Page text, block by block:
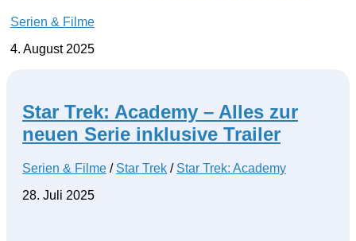
Serien & Filme
4. August 2025
Star Trek: Academy – Alles zur
neuen Serie inklusive Trailer
Serien & Filme / Star Trek / Star Trek: Academy
28. Juli 2025